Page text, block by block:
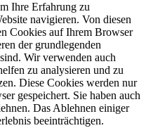
Ihre Erfahrung zu
navigieren. Von diesen
Cookies auf Ihrem Browser
der grundlegenden
Wir verwenden auch
zu analysieren und zu
Diese Cookies werden nur
gespeichert. Sie haben auch
Das Ablehnen einiger
beeinträchtigen.